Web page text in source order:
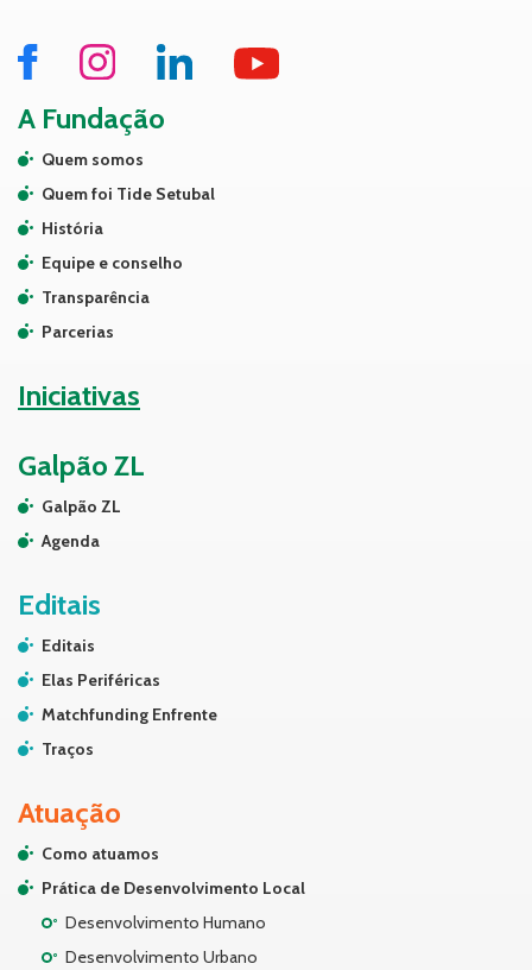
A Fundação
Quem somos
Quem foi Tide Setubal
História
Equipe e conselho
Transparência
Parcerias
Iniciativas
Galpão ZL
Galpão ZL
Agenda
Editais
Editais
Elas Periféricas
Matchfunding Enfrente
Traços
Atuação
Como atuamos
Prática de Desenvolvimento Local
Desenvolvimento Humano
Desenvolvimento Urbano